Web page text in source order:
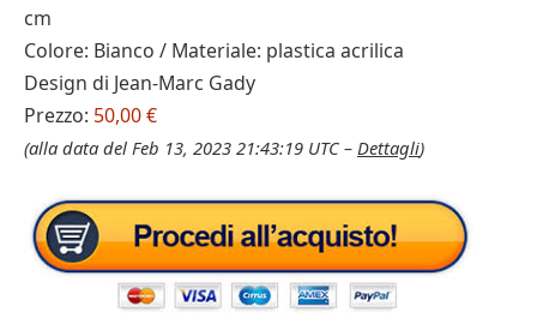
cm
Colore: Bianco / Materiale: plastica acrilica
Design di Jean-Marc Gady
Prezzo: 50,00 €
(alla data del Feb 13, 2023 21:43:19 UTC – Dettagli)